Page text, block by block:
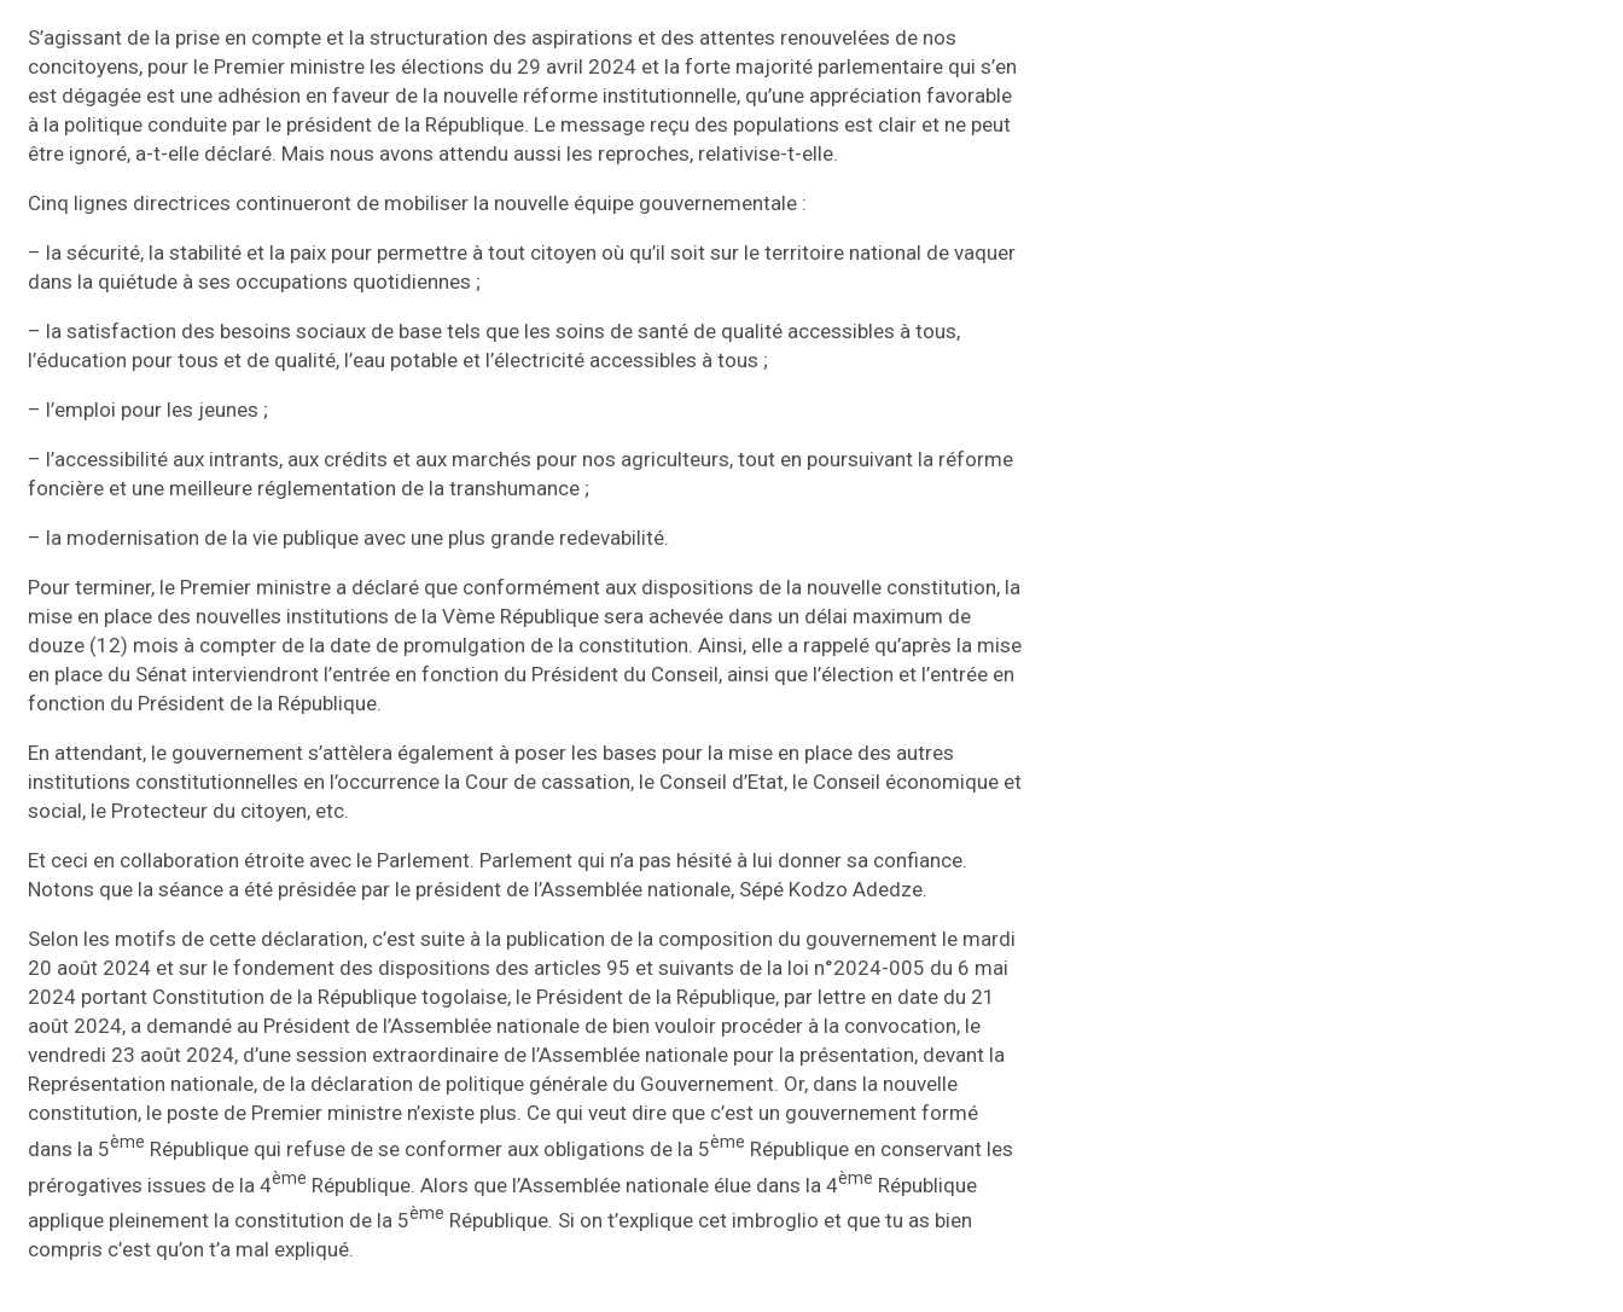
S’agissant de la prise en compte et la structuration des aspirations et des attentes renouvelées de nos
concitoyens, pour le Premier ministre les élections du 29 avril 2024 et la forte majorité parlementaire qui s’en
est dégagée est une adhésion en faveur de la nouvelle réforme institutionnelle, qu’une appréciation favorable
à la politique conduite par le président de la République. Le message reçu des populations est clair et ne peut
être ignoré, a-t-elle déclaré. Mais nous avons attendu aussi les reproches, relativise-t-elle.
Cinq lignes directrices continueront de mobiliser la nouvelle équipe gouvernementale :
– la sécurité, la stabilité et la paix pour permettre à tout citoyen où qu’il soit sur le territoire national de vaquer
dans la quiétude à ses occupations quotidiennes ;
– la satisfaction des besoins sociaux de base tels que les soins de santé de qualité accessibles à tous,
l’éducation pour tous et de qualité, l’eau potable et l’électricité accessibles à tous ;
– l’emploi pour les jeunes ;
– l’accessibilité aux intrants, aux crédits et aux marchés pour nos agriculteurs, tout en poursuivant la réforme
foncière et une meilleure réglementation de la transhumance ;
– la modernisation de la vie publique avec une plus grande redevabilité.
Pour terminer, le Premier ministre a déclaré que conformément aux dispositions de la nouvelle constitution, la
mise en place des nouvelles institutions de la Vème République sera achevée dans un délai maximum de
douze (12) mois à compter de la date de promulgation de la constitution. Ainsi, elle a rappelé qu’après la mise
en place du Sénat interviendront l’entrée en fonction du Président du Conseil, ainsi que l’élection et l’entrée en
fonction du Président de la République.
En attendant, le gouvernement s’attèlera également à poser les bases pour la mise en place des autres
institutions constitutionnelles en l’occurrence la Cour de cassation, le Conseil d’Etat, le Conseil économique et
social, le Protecteur du citoyen, etc.
Et ceci en collaboration étroite avec le Parlement. Parlement qui n’a pas hésité à lui donner sa confiance.
Notons que la séance a été présidée par le président de l’Assemblée nationale, Sépé Kodzo Adedze.
Selon les motifs de cette déclaration, c’est suite à la publication de la composition du gouvernement le mardi
20 août 2024 et sur le fondement des dispositions des articles 95 et suivants de la loi n°2024-005 du 6 mai
2024 portant Constitution de la République togolaise, le Président de la République, par lettre en date du 21
août 2024, a demandé au Président de l’Assemblée nationale de bien vouloir procéder à la convocation, le
vendredi 23 août 2024, d’une session extraordinaire de l’Assemblée nationale pour la présentation, devant la
Représentation nationale, de la déclaration de politique générale du Gouvernement. Or, dans la nouvelle
constitution, le poste de Premier ministre n’existe plus. Ce qui veut dire que c’est un gouvernement formé
dans la 5ème République qui refuse de se conformer aux obligations de la 5ème République en conservant les
prérogatives issues de la 4ème République. Alors que l’Assemblée nationale élue dans la 4ème République
applique pleinement la constitution de la 5ème République. Si on t’explique cet imbroglio et que tu as bien
compris c’est qu’on t’a mal expliqué.